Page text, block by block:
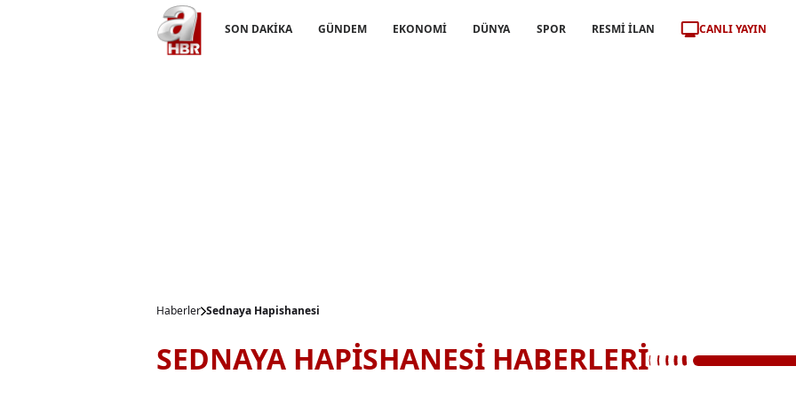
SON DAKİKA GÜNDEM EKONOMİ DÜNYA SPOR RESMİ İLAN CANLI YAYIN
Haberler Sednaya Hapishanesi
SEDNAYA HAPİSHANESİ HABERLERİ